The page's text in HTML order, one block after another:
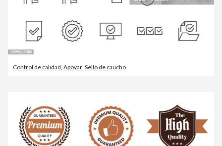
Control de calidad, Apoyar, Sello de caucho